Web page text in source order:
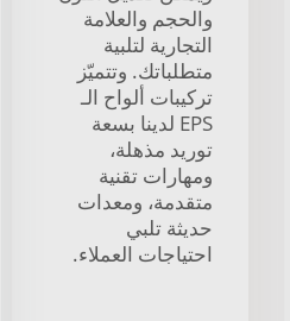
والحجم والعلامة
التجارية لتلبية
متطلباتك. وتتميّز
تركيبات ألواح الـ
EPS لدينا بسعة
توريد مذهلة،
ومهارات تقنية
متقدمة، ومعدات
حديثة تلبي
احتياجات العملاء.